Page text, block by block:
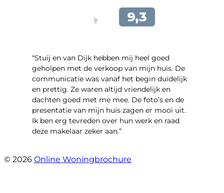
“Stuij en van Dijk hebben mij heel goed
geholpen met de verkoop van mijn huis. De
communicatie was vanaf het begin duidelijk
en prettig. Ze waren altijd vriendelijk en
dachten goed met me mee. De foto’s en de
presentatie van mijn huis zagen er mooi uit.
Ik ben erg tevreden over hun werk en raad
deze makelaar zeker aan.”
© 2026 Online Woningbrochure